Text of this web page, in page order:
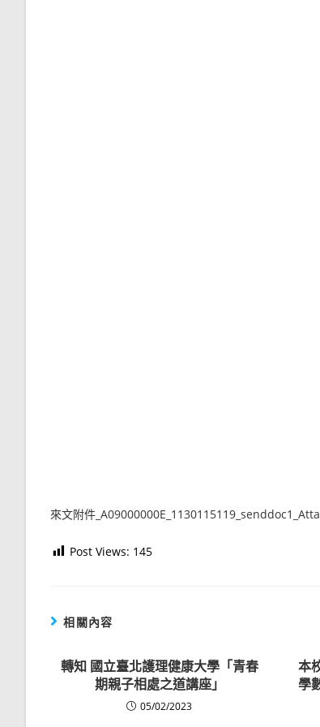
來文附件
Post Views: 145
相關內容
轉知 國立臺北護理健康大學「青春
期親子相處之道講座」
05/02/2023
本
學